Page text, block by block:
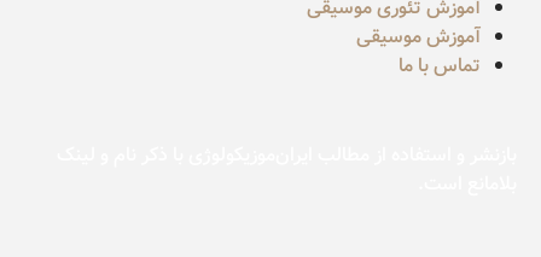
آموزش تئوری موسیقی
آموزش موسیقی
تماس با ما